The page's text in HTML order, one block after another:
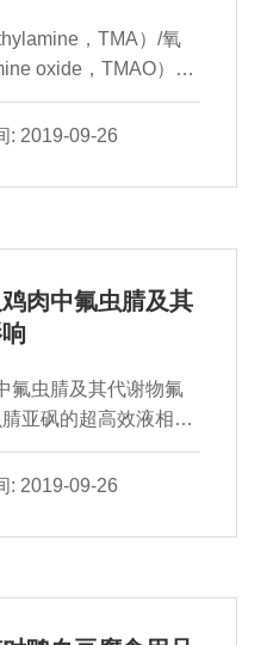
，TMA）/氧
oxide，TMAO）物
品质变化和货架期的指
果，确定TMA/TMAO
的量比值与贮藏时间
数（k）与贮藏温度
论值。结果表明：
2019-09-26
肉中氟虫腈及其
氟虫腈及其代谢物氟
亚砜的超高效液相色
法。采用乙腈沉淀蛋
样本后进样分析。
相对标准偏差在
后的 氟虫腈及其代谢
2019-09-26